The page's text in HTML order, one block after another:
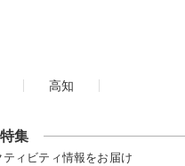
高知
集
ィビティ情報をお届け